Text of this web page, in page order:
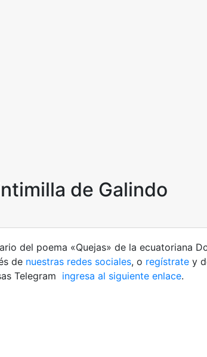
de Galindo
del poema «Quejas» de la ecuatoriana
de nuestras redes sociales, o regístrate y
Telegram ingresa al siguiente enlace.